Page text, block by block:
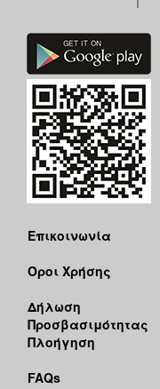
Επικοινωνία
Όροι Χρήσης
Δήλωση
Προσβασιμότητας
Πλοήγηση
FAQs